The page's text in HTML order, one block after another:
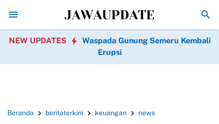
Promo Hari jadi Ponorogo ke-530, Puluhan
NEW UPDATES
Waspada Gunung Semeru Kembali
Erupsi
Beranda beritaterkini keuangan news